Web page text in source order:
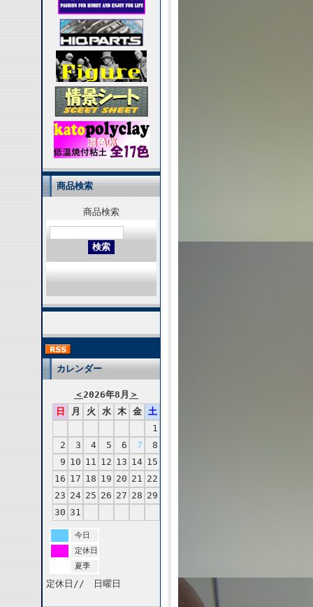
商品検索
商品検索
カレンダー
＜2026年8月 ＞
日
月 火 水 木 金
土
1
2
3 4 5 6 7
8
9 10 11 12 13 14 15
16 17 18 19 20 21 22
23 24 25 26 27 28 29
30 31
今日
定休日
夏季
定休日// 日曜日